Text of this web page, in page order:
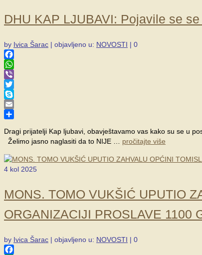
DHU KAP LJUBAVI: Pojavile se
by Ivica Šarac | objavljeno u: NOVOSTI | 0
Facebook
WhatsApp
Viber
Twitter
Skype
Email
Dragi prijatelji Kap ljubavi, obavještavamo vas kako su se u
Želimo jasno naglasiti da to NIJE … pročitajte više
4 kol 2025
MONS. TOMO VUKŠIĆ UPUTIO
ORGANIZACIJI PROSLAVE 1100
by Ivica Šarac | objavljeno u: NOVOSTI | 0